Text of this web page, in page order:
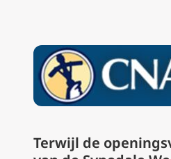
Terwijl de